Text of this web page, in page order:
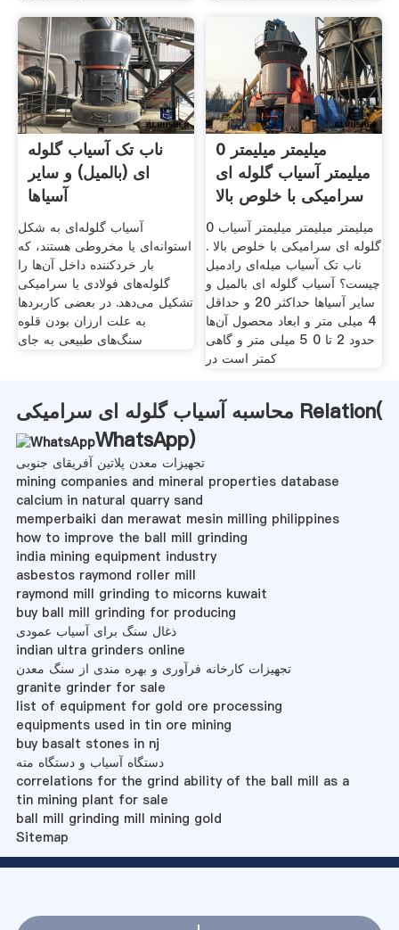
ناب تک آسیاب گلوله
ای (بالمیل) و سایر
آسیاها
آسیاب گلوله‌ای به شکل
استوانه‌ای یا مخروطی هستند، که
بار خردکننده داخل آن‌ها را
گلوله‌های فولادی یا سرامیکی
تشکیل می‌دهد. در بعضی کاربردها
به علت ارزان بودن قلوه
سنگ‌های طبیعی به جای
0 میلیمتر میلیمتر
میلیمتر آسیاب گلوله ای
سرامیکی با خلوص بالا
0 میلیمتر میلیمتر میلیمتر آسیاب
گلوله ای سرامیکی با خلوص بالا .
ناب تک آسیاب میله‌ای رادمیل
چیست؟ آسیاب گلوله ای بالمیل و
سایر آسیاها حداکثر 20 و حداقل
4 میلی متر و ابعاد محصول آن‌ها
حدود 2 تا 0 5 میلی متر و گاهی
کمتر است در
محاسبه آسیاب گلوله ای سرامیکی Relation(
WhatsApp)
تجهیزات معدن پلاتین آفریقای جنوبی
mining companies and mineral properties database
calcium in natural quarry sand
memperbaiki dan merawat mesin milling philippines
how to improve the ball mill grinding
india mining equipment industry
asbestos raymond roller mill
raymond mill grinding to micorns kuwait
buy ball mill grinding for producing
ذغال سنگ برای آسیاب عمودی
indian ultra grinders online
تجهیزات کارخانه فرآوری و بهره مندی از سنگ معدن
granite grinder for sale
list of equipment for gold ore processing
equipments used in tin ore mining
buy basalt stones in nj
دستگاه آسیاب و دستگاه مته
correlations for the grind ability of the ball mill as a
tin mining plant for sale
ball mill grinding mill mining gold
Sitemap